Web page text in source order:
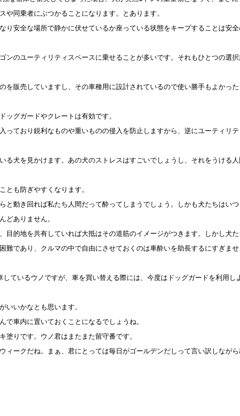
や同乗者にぶつかることになります。とあります。
り安全な場所で静かに伏せているか座っている状態をキープすることは安
ンのユーティリティスペースに乗せることが多いです。それもひとつの選
を販売していますし、その車種用に設計されているので使い勝手もよかっ
ッグガードやクレートは有効です。
っており鋭利なものや重いものの侵入を防止しますから、逆にユーティリ
る犬を見かけます。あの犬のストレスはすごいでしょうし、それをうける
とも防ぎやすくなります。
と動き回れば私たち人間だって酔ってしまうでしょう。しかも犬たちはい
どありません。
目的地を共有していれば大抵はその道筋のイメージがつきます。しかし犬
難であり、クルマの中で自由にさせておくのは車酔いを助長するにすぎませ
ているウノですが、車を買い替える際には、今度はドッグガードを利用し
いいかなとも思います。
車内に置いておくことになるでしょうね。
塗りです。ウノ君はまたまた留守番です。
ィークだね。まぁ、君にとっては毎日がゴールデンだしって言い訳しなが